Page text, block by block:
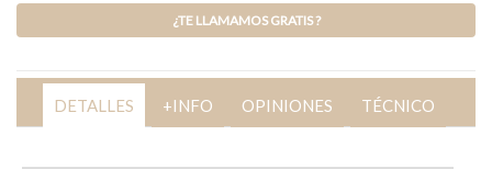
¿TE LLAMAMOS GRATIS ?
DETALLES +INFO OPINIONES TÉCNICO